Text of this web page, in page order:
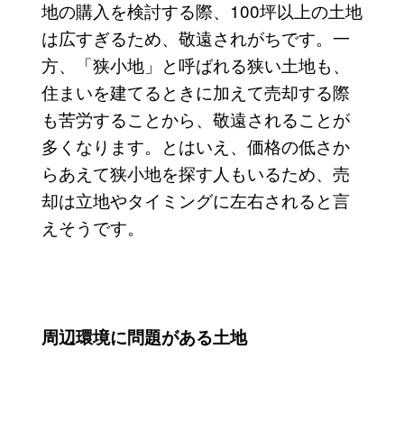
地の購入を検討する際、100坪以上の土地
は広すぎるため、敬遠されがちです。一
方、「狭小地」と呼ばれる狭い土地も、
住まいを建てるときに加えて売却する際
も苦労することから、敬遠されることが
多くなります。とはいえ、価格の低さか
らあえて狭小地を探す人もいるため、売
却は立地やタイミングに左右されると言
えそうです。
周辺環境に問題がある土地